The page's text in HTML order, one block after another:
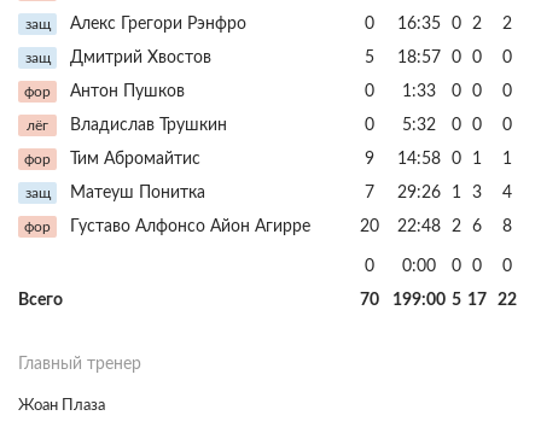
защ Алекс Грегори Рэнфро 0 16:35 0 2 2
защ Дмитрий Хвостов 5 18:57 0 0 0
фор Антон Пушков 0 1:33 0 0 0
лёг Владислав Трушкин 0 5:32 0 0 0
фор Тим Абромайтис 9 14:58 0 1 1
защ Матеуш Понитка 7 29:26 1 3 4
фор Густаво Алфонсо Айон Агирре 20 22:48 2 6 8
0 0:00 0 0
0
Всего
70 199:00 5 17 22
Главный тренер
Жоан Плаза